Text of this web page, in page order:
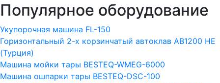
Популярное оборудование
Укупорочная машина FL-150
Горизонтальный 2-х корзинчатый автоклав АВ1200 HE
(Турция)
Машина мойки тары BESTEQ-WMEG-6000
Машина ошпарки тары BESTEQ-DSC-100